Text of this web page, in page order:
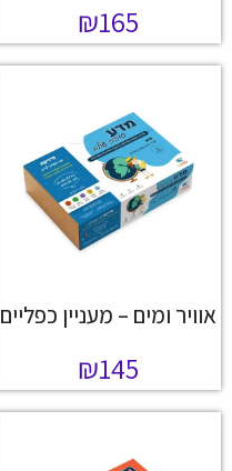
₪165
אוויר ומים – מעניין כפליים
₪145